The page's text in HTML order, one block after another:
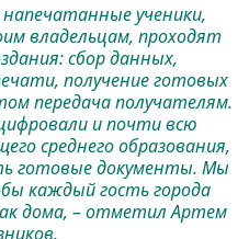
ученики,
владельцам, проходят
сбор данных,
получение готовых
передача получателям.
и почти всю
среднего образования,
готовые документы. Мы
каждый гость города
дома, – отметил Артем